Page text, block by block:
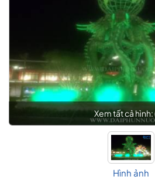
Xem tất cả hình:
Hình ảnh